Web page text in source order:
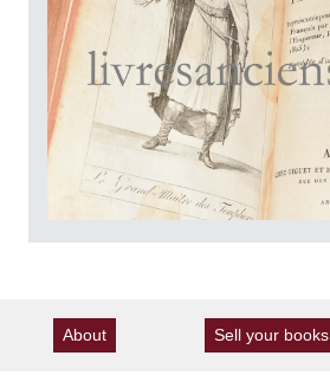
About Sell your books